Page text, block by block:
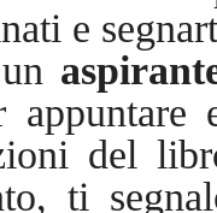
e
appuntare
del
ti